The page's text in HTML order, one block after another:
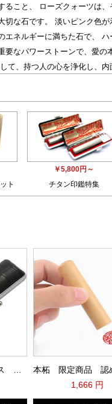
ること、 ローズクォーツは、
切な石です。 淡いピンク色が
エネルギーに満ちた石で、 ハ
要なパワーストーンで、愛の
て、持つ人の心を浄化し、内
ト
￥5,800円～
チタン印鑑特集
1,666 円